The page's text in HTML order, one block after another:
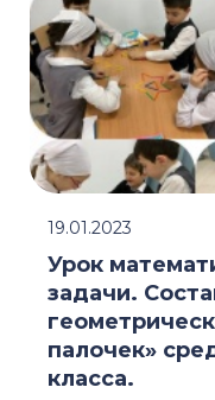
Урок
задачи.
палочек»
класса.
19.01.2023